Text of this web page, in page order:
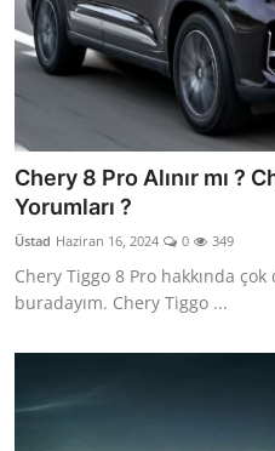
Chery 8 Pro Alınır mı ?
Yorumları ?
Üstad Haziran 16, 2024 0 349
Chery Tiggo 8 Pro hakkında
buradayım. Chery Tiggo ...